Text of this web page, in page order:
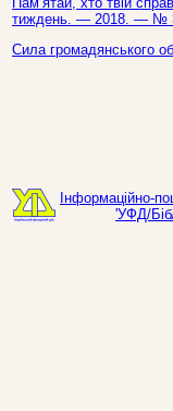
тиждень. — 2018. — №
Сила громадянського
Інформаційно-
'УФД/